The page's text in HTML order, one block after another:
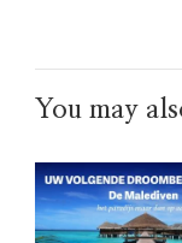
You may